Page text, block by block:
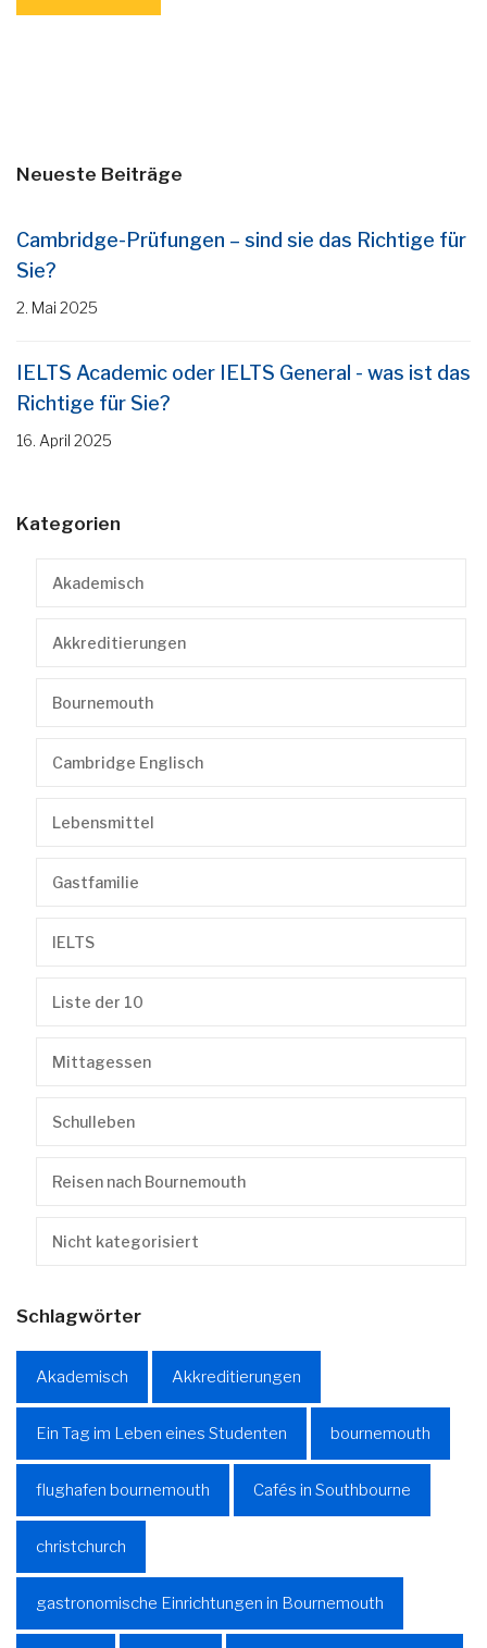
Neueste Beiträge
Cambridge-Prüfungen – sind sie das Richtige für
Sie?
2. Mai 2025
IELTS Academic oder IELTS General - was ist das
Richtige für Sie?
16. April 2025
Kategorien
Akademisch
Akkreditierungen
Bournemouth
Cambridge Englisch
Lebensmittel
Gastfamilie
IELTS
Liste der 10
Mittagessen
Schulleben
Reisen nach Bournemouth
Nicht kategorisiert
Schlagwörter
Akademisch Akkreditierungen
Ein Tag im Leben eines Studenten bournemouth
flughafen bournemouth Cafés in Southbourne
christchurch
gastronomische Einrichtungen in Bournemouth